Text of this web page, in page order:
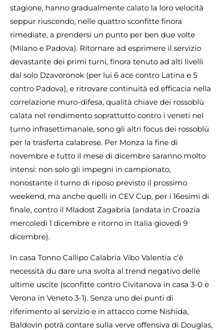
stagione, hanno gradualmente calato la loro velocità
seppur riuscendo, nelle quattro sconfitte finora
rimediate, a prendersi un punto per ben due volte
(Milano e Padova). Ritornare ad esprimere il servizio
devastante dei primi turni, finora tenuto ad alti livelli
dal solo Dzavoronok (per lui 6 ace contro Latina e 5
contro Padova), e ritrovare continuità ed efficacia nella
correlazione muro-difesa, qualità chiave dei rossoblù
calata nel rendimento soprattutto contro i veneti nel
turno infrasettimanale, sono gli altri focus dei rossoblù
per la trasferta calabrese. Per Monza la fine di
novembre e tutto il mese di dicembre saranno molto
intensi: non solo gli impegni in campionato,
nonostante il turno di riposo previsto il prossimo
weekend, ma anche quelli in CEV Cup, per i 16esimi di
finale, contro il Mladost Zagabria (andata in Croazia
mercoledì 1 dicembre e ritorno in Italia giovedì 9
dicembre).
In casa Tonno Callipo Calabria Vibo Valentia c’è
necessità du dare una svolta al trend negativo delle
ultime uscite (sconfitte contro Civitanova in casa 3-0 e
Verona in Veneto 3-1). Senza uno dei punti di
riferimento al servizio e in attacco come Nishida,
Baldovin potrà contare sulla verve offensiva di Douglas,